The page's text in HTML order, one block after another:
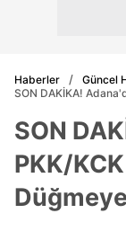
Haberler
Güncel
SON DAKİKA!
SON
PKK/
Düğmeye